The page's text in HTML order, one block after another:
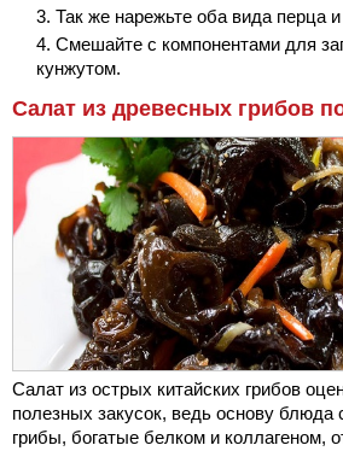
Так же нарежьте оба вида перца
Смешайте с компонентами для
кунжутом.
Салат из древесных грибов
Салат из острых китайских грибов
полезных закусок, ведь основу
грибы, богатые белком и коллагеном,